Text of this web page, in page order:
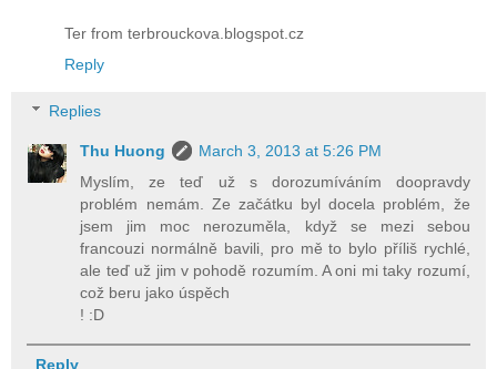
Ter from terbrouckova.blogspot.cz
Reply
Replies
Thu Huong
March 3, 2013 at 5:26 PM
Myslím, ze teď už s dorozumíváním doopravdy
problém nemám. Ze začátku byl docela problém, že
jsem jim moc nerozuměla, když se mezi sebou
francouzi normálně bavili, pro mě to bylo příliš rychlé,
ale teď už jim v pohodě rozumím. A oni mi taky rozumí,
což beru jako úspěch
! :D
Reply